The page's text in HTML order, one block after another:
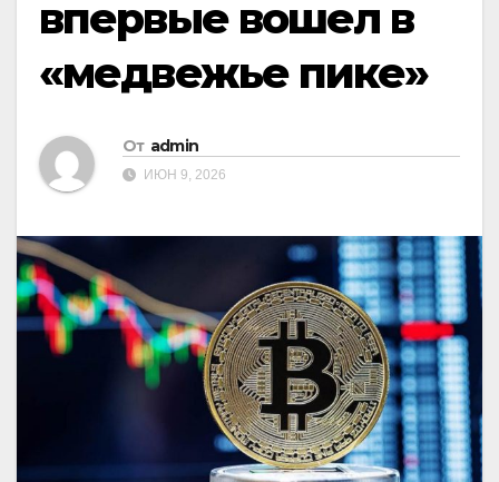
впервые вошел в
«медвежье пике»
От admin
ИЮН 9, 2026